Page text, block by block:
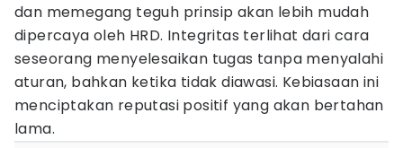
dan memegang teguh prinsip akan lebih mudah
dipercaya oleh HRD. Integritas terlihat dari cara
seseorang menyelesaikan tugas tanpa menyalahi
aturan, bahkan ketika tidak diawasi. Kebiasaan ini
menciptakan reputasi positif yang akan bertahan
lama.